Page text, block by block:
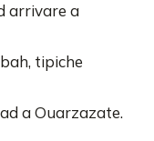
arrivare a
tipiche
a Ouarzazate.